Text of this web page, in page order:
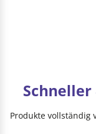
Produkte vollständig